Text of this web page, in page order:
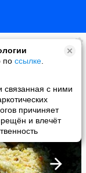
по ссылке
связанная с ними
причиняет
и влечёт